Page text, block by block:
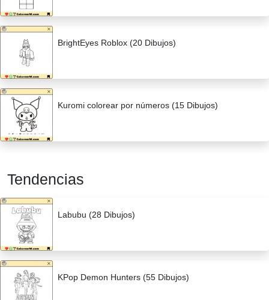
BrightEyes Roblox (20 Dibujos)
Kuromi colorear por números (15 Dibujos)
Tendencias
Labubu (28 Dibujos)
KPop Demon Hunters (55 Dibujos)